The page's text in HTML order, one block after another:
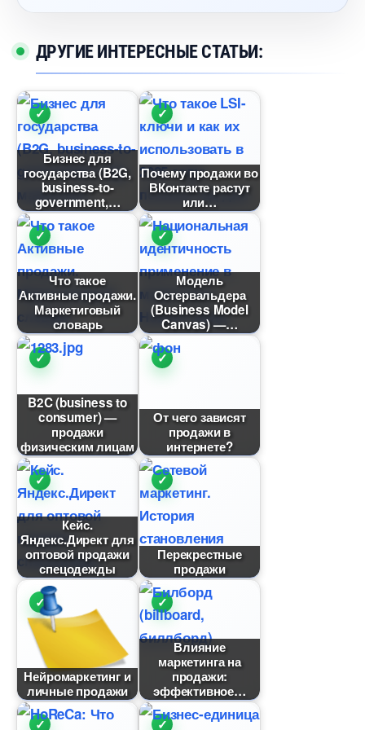
ДРУГИЕ ИНТЕРЕСНЫЕ СТАТЬИ:
Бизнес для
осударства (B2G,
business-to-
government,
Почему продажи во
Контакте растут
или
Что такое
Активные продажи.
Маркетиговый
словарь
Модель
Остервальдера
(Business Model
Canvas) —
B2C (business to
consumer) —
продажи
физическим лицам
От чего зависят
продажи
интернете?
Кейс.
Яндекс.Директ для
оптовой продажи
спецодежды
Перекрестные
продажи
Нейромаркетинг и
личные продажи
лияние
маркетинга на
продажи:
эффективное